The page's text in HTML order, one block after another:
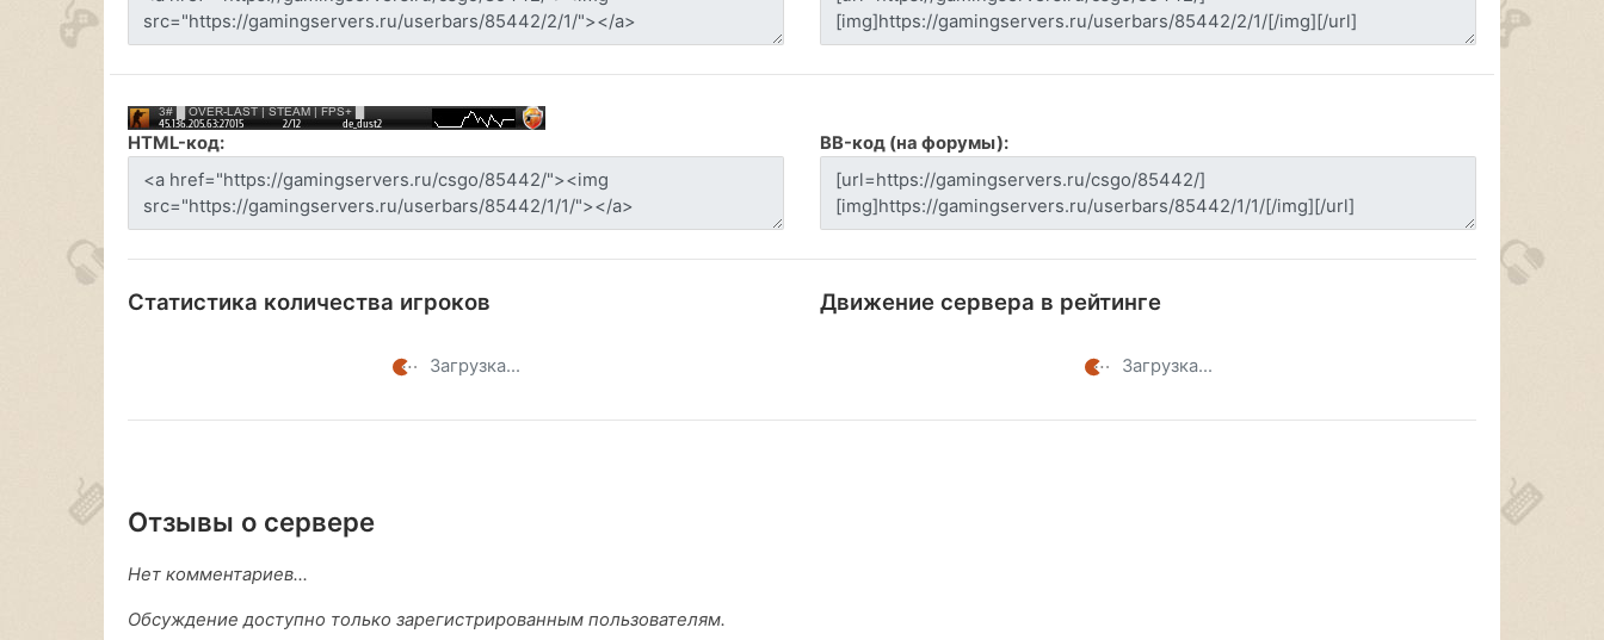
HTML-код: BB-код (на форумы):
Статистика количества игроков
Загрузка...
Движение сервера в рейтинге
Загрузка...
Отзывы о сервере
Нет комментариев...
Обсуждение доступно только зарегистрированным пользователям.